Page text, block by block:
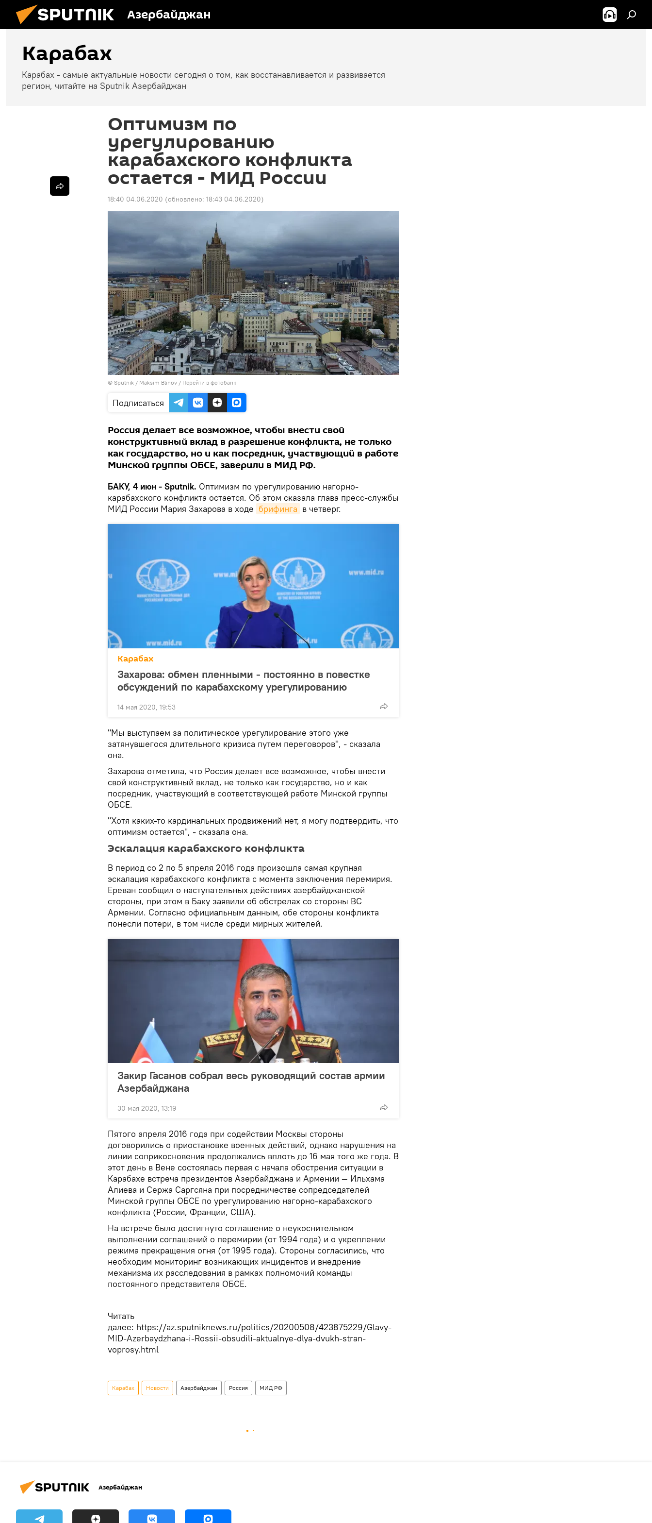
Азербайджан
Карабах
Карабах - самые актуальные новости сегодня о том, как восстанавливается и развивается
регион, читайте на Sputnik Азербайджан
Оптимизм по
урегулированию
карабахского конфликта
остается - МИД России
18:40 04.06.2020 (обновлено: 18:43 04.06.2020)
© Sputnik / Maksim Blinov / Перейти в фотобанк
Подписаться
Россия делает все возможное, чтобы внести свой
конструктивный вклад в разрешение конфликта, не только
как государство, но и как посредник, участвующий в работе
Минской группы ОБСЕ, заверили в МИД РФ.
БАКУ, 4 июн - Sputnik. Оптимизм по урегулированию нагорно-
карабахского конфликта остается. Об этом сказала глава пресс-службы
МИД России Мария Захарова в ходе брифинга в четверг.
Карабах
Захарова: обмен пленными - постоянно в повестке
обсуждений по карабахскому урегулированию
14 мая 2020, 19:53
"Мы выступаем за политическое урегулирование этого уже
затянувшегося длительного кризиса путем переговоров", - сказала
она.
Захарова отметила, что Россия делает все возможное, чтобы внести
свой конструктивный вклад, не только как государство, но и как
посредник, участвующий в соответствующей работе Минской группы
ОБСЕ.
"Хотя каких-то кардинальных продвижений нет, я могу подтвердить, что
оптимизм остается", - сказала она.
Эскалация карабахского конфликта
В период со 2 по 5 апреля 2016 года произошла самая крупная
эскалация карабахского конфликта с момента заключения перемирия.
Ереван сообщил о наступательных действиях азербайджанской
стороны, при этом в Баку заявили об обстрелах со стороны ВС
Армении. Согласно официальным данным, обе стороны конфликта
понесли потери, в том числе среди мирных жителей.
Закир Гасанов собрал весь руководящий состав армии
Азербайджана
30 мая 2020, 13:19
Пятого апреля 2016 года при содействии Москвы стороны
договорились о приостановке военных действий, однако нарушения на
линии соприкосновения продолжались вплоть до 16 мая того же года. В
этот день в Вене состоялась первая с начала обострения ситуации в
Карабахе встреча президентов Азербайджана и Армении — Ильхама
Алиева и Сержа Саргсяна при посредничестве сопредседателей
Минской группы ОБСЕ по урегулированию нагорно-карабахского
конфликта (России, Франции, США).
На встрече было достигнуто соглашение о неукоснительном
выполнении соглашений о перемирии (от 1994 года) и о укреплении
режима прекращения огня (от 1995 года). Стороны согласились, что
необходим мониторинг возникающих инцидентов и внедрение
механизма их расследования в рамках полномочий команды
постоянного представителя ОБСЕ.
Читать
далее: https://az.sputniknews.ru/politics/20200508/423875229/Glavy-
MID-Azerbaydzhana-i-Rossii-obsudili-aktualnye-dlya-dvukh-stran-
voprosy.html
Карабах Новости Азербайджан Россия МИД РФ
Азербайджан